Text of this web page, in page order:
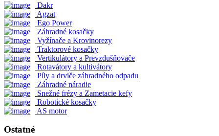
Dakr
Agzat
Ego Power
Záhradné kosačky
Vyžínače a Krovinorezy
Traktorové kosačky
Vertikulátory a Prevzdušňovače
Rotavátory a kultivátory
Píly a drviče záhradného odpadu
Záhradné náradie
Snežné frézy a Zametacie kefy
Robotické kosačky
AS motor
Ostatné